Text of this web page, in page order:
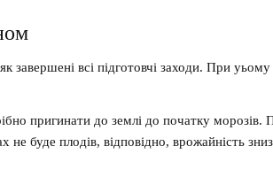
всі підготовчі заходи. При
пригинати до землі до початку морозів.
не буде плодів, відповідно, врожайність